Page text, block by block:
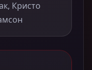
Кристо